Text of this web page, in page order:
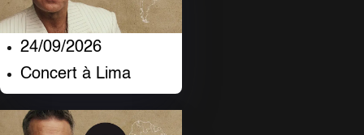
24/09/2026
Concert à Lima